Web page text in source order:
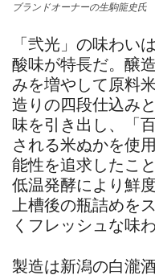
ブランドオーナーの生駒龍史氏
「弐光」の味わい
酸味が特長だ。醸
みを増やして原料
造りの四段仕込み
味を引き出し、「
される米ぬかを使
能性を追求したこ
低温発酵により鮮
上槽後の瓶詰めを
くフレッシュな味
製造は新潟の白瀧